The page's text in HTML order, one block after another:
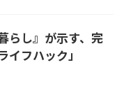
らし』が示す、完
フハック」